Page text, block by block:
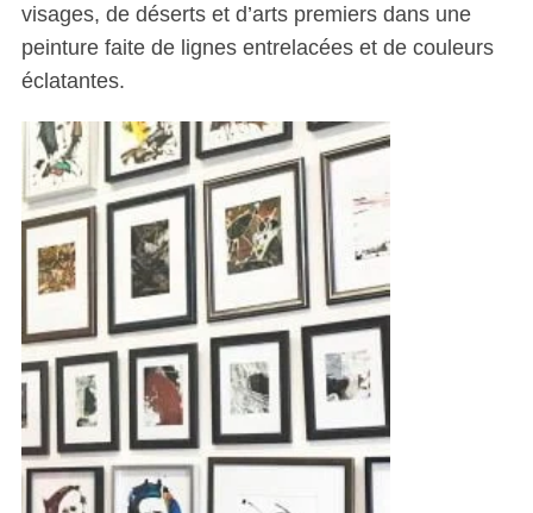
visages, de déserts et d’arts premiers dans une
peinture faite de lignes entrelacées et de couleurs
éclatantes.